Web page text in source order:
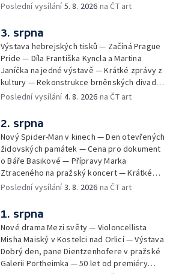
mostu — Archeologický výzkum na
neslyšící
Poslední vysílání5. 8. 2026 na ČT art
3. srpna
Výstava hebrejských tisků — Začíná Prague
Pride — Díla Františka Kyncla a Martina
Janíčka na jedné výstavě — Krátké zprávy z
kultury — Rekonstrukce brněnských divadel
— Budoucnost Knihovny Václava Havla —
Kulturní tipy
Poslední vysílání4. 8. 2026 na ČT art
2. srpna
Nový Spider-Man v kinech — Den otevřených
židovských památek — Cena pro dokument
o Báře Basikové — Přípravy Marka
Ztraceného na pražský koncert — Krátké
zprávy z kultury — Nález historických
Poslední vysílání3. 8. 2026 na ČT art
1. srpna
Nové drama Mezi světy — Violoncellista
Misha Maiský v Kostelci nad Orlicí — Výstava
Dobrý den, pane Dientzenhofere v pražské
Galerii Portheimka — 50 let od premiéry